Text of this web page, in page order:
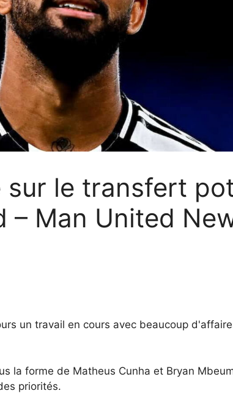
sur le transfert
– Man United
un travail en cours avec beaucoup
la forme de Matheus Cunha et Bryan
priorités.